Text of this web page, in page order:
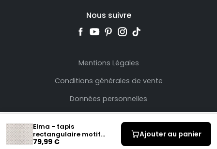
Elma - tapis
rectangulaire motif
graphique - taupe et
79,99 €
Ajouter au panier
Nous suivre
Mentions Légales
Conditions générales de vente
Données personnelles